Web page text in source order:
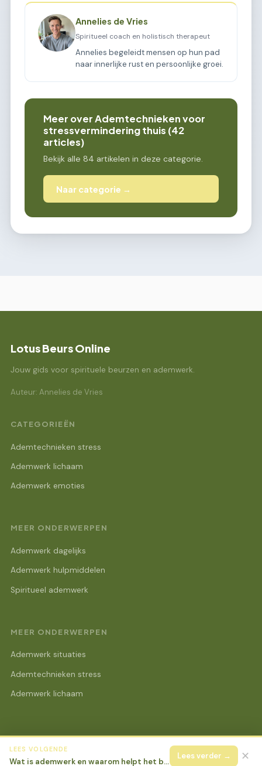
Annelies de Vries
Spiritueel coach en holistisch therapeut
Annelies begeleidt mensen op hun pad
naar innerlijke rust en persoonlijke groei.
Meer over Ademtechnieken voor
stressvermindering thuis (42
articles)
Bekijk alle 84 artikelen in deze categorie.
Naar categorie →
Lotus Beurs Online
Jouw gids voor spirituele beurzen en ademwerk.
Auteur: Annelies de Vries
CATEGORIEËN
Ademtechnieken stress
Ademwerk lichaam
Ademwerk emoties
MEER ONDERWERPEN
Ademwerk dagelijks
Ademwerk hulpmiddelen
Spiritueel ademwerk
MEER ONDERWERPEN
Ademwerk situaties
Ademtechnieken stress
Ademwerk lichaam
© 2026 Lotus Beurs Online Alle rechten voorbehouden.
LEES VOLGENDE
Wat is ademwerk en waarom helpt het bij stress?
Lees verder → ✕